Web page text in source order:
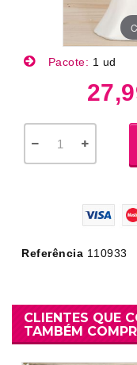
Pacote: 1 ud
Referência 110933
CLIENTES QUE
TAMBÉM